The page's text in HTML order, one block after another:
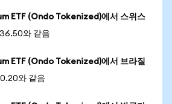
ETF (Ondo Tokenized)에서 스위스
와 같음
ETF (Ondo Tokenized)에서 브라질
와 같음